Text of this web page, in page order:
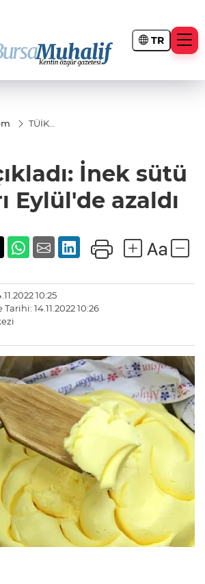
TR
TÜİK
miktarı
Eylül'de
azaldı
İnek sütü
Eylül'de azaldı
10:25
14.11.2022 10:26